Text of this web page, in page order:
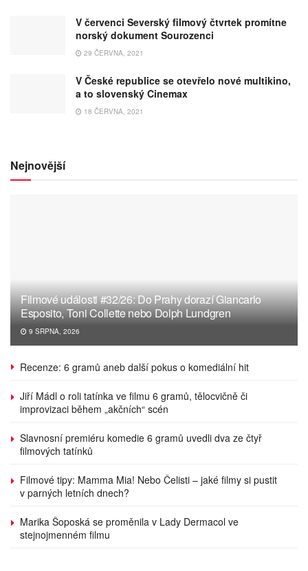
V červenci Severský filmový čtvrtek promítne
norský dokument Sourozenci
29 ČERVNA, 2021
V České republice se otevřelo nové multikino,
a to slovenský Cinemax
18 ČERVNA, 2021
Nejnovější
Filmové události #32/26: Do Prahy dorazí Giancarlo
Esposito, Toni Collette nebo Dolph Lundgren
9 SRPNA, 2026
Recenze: 6 gramů aneb další pokus o komediální hit
Jiří Mádl o roli tatínka ve filmu 6 gramů, tělocvičně či
improvizaci během „akčních“ scén
Slavnosní premiéru komedie 6 gramů uvedli dva ze čtyř
filmových tatínků
Filmové tipy: Mamma Mia! Nebo Čelisti – jaké filmy si pustit
v parných letních dnech?
Marika Šoposká se proměnila v Lady Dermacol ve
stejnojmenném filmu